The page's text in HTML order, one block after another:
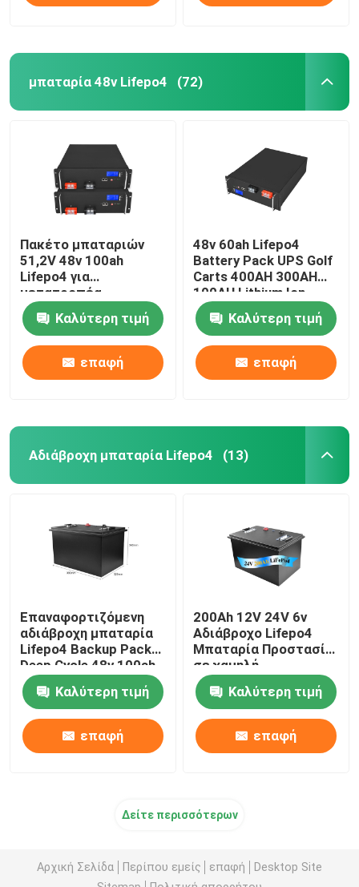
μπαταρία 48v Lifepo4 (72)
Πακέτο μπαταριών
51,2V 48v 100ah
Lifepo4 για
μετατροπέα
Καλύτερη τιμή
επαφή
48v 60ah Lifepo4
Battery Pack UPS Golf
Carts 400AH 300AH
100AH ​​Lithium Ion
Καλύτερη τιμή
επαφή
Αδιάβροχη μπαταρία Lifepo4 (13)
Επαναφορτιζόμενη
αδιάβροχη μπαταρία
Lifepo4 Backup Pack
Deep Cycle 48v 100ah
Καλύτερη τιμή
επαφή
200Ah 12V 24V 6v
Αδιάβροχο Lifepo4
Μπαταρία Προστασία
σε χαμηλή
θερμοκρασία Auto
Καλύτερη τιμή
επαφή
Δείτε περισσότερων
Αρχική Σελίδα Περίπου εμείς επαφή
Desktop Site